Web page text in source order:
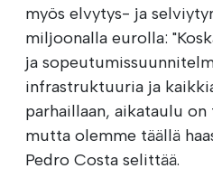
myös elvytys- ja
miljoonalla eurolla:
ja
infrastruktuuria ja
parhaillaan, aikataulu on
mutta olemme täällä
Pedro Costa selittää.